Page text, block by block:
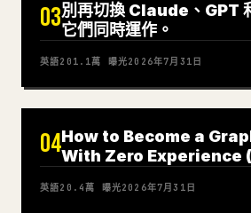
03別再切換 Claude、GPT
它們同時運作。
英語201.1萬 曝光2026年7月31日
04How to Become a
With Zero Experience
英語20.4萬 曝光2026年7月31日